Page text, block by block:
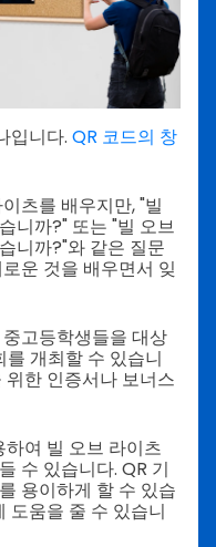
입니다. QR 코드의 창
츠를 배우지만, "빌
니까?" 또는 "빌 오브
니까?"와 같은 질문
운 것을 배우면서 잊
고등학생들을 대상
개최할 수 있습니
한 인증서나 보너스
여 빌 오브 라이츠
수 있습니다. QR 기
용이하게 할 수 있습
도움을 줄 수 있습니